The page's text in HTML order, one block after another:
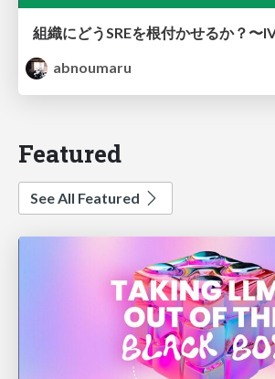
組織にどうSREを根付かせるか？〜
abnoumaru
Featured
See All Featured